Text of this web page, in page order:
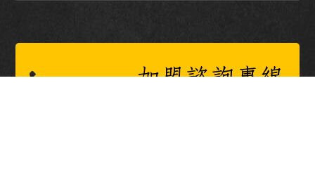
加盟諮詢專線